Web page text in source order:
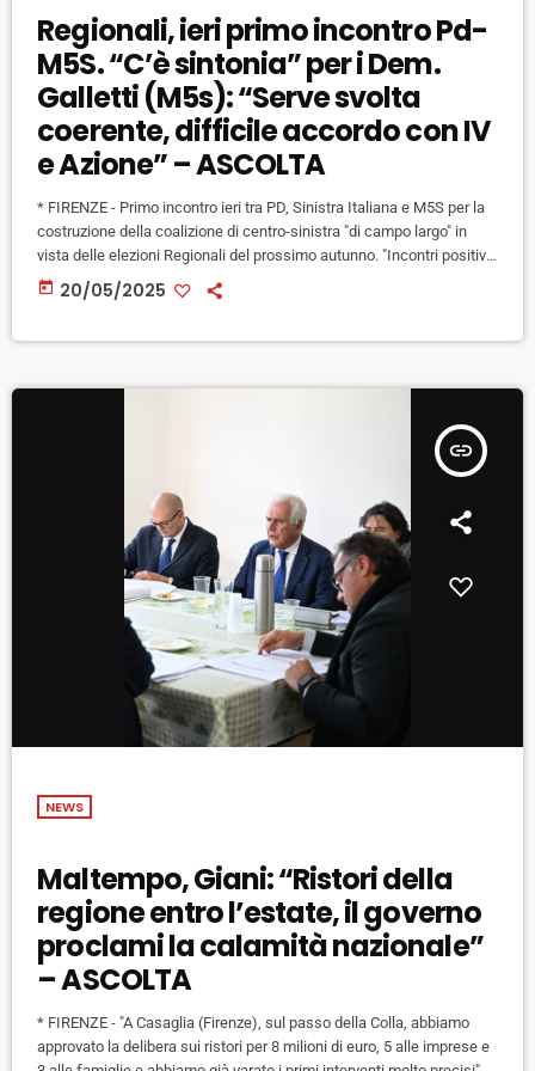
Regionali, ieri primo incontro Pd-
M5S. “C’è sintonia” per i Dem.
Galletti (M5s): “Serve svolta
coerente, difficile accordo con IV
e Azione” – ASCOLTA
* FIRENZE - Primo incontro ieri tra PD, Sinistra Italiana e M5S per la
costruzione della coalizione di centro-sinistra "di campo largo" in
vista delle elezioni Regionali del prossimo autunno. "Incontri positivi.
Con Sinistra Italiana e Movimento 5 Stelle c'è sintonia" fa sapere il
portavoce del Pd Toscana Diego Blasi: "Il Pd sta lavorando per aprire
today 20/05/2025
insert_link
NEWS
Maltempo, Giani: “Ristori della
regione entro l’estate, il governo
proclami la calamità nazionale”
– ASCOLTA
* FIRENZE - "A Casaglia (Firenze), sul passo della Colla, abbiamo
approvato la delibera sui ristori per 8 milioni di euro, 5 alle imprese e